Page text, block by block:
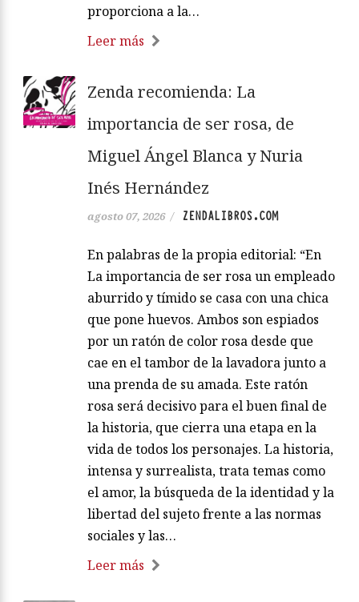
proporciona a la…
Leer más
Zenda recomienda: La
importancia de ser rosa, de
Miguel Ángel Blanca y Nuria
Inés Hernández
agosto 07, 2026 / ZENDALIBROS.COM
En palabras de la propia editorial: “En
La importancia de ser rosa un empleado
aburrido y tímido se casa con una chica
que pone huevos. Ambos son espiados
por un ratón de color rosa desde que
cae en el tambor de la lavadora junto a
una prenda de su amada. Este ratón
rosa será decisivo para el buen final de
la historia, que cierra una etapa en la
vida de todos los personajes. La historia,
intensa y surrealista, trata temas como
el amor, la búsqueda de la identidad y la
libertad del sujeto frente a las normas
sociales y las…
Leer más